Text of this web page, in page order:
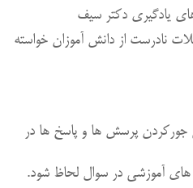
یادگیری دکتر سیف
نادرست از دانش آموزان خواسته
جورکردن پرسش ها و پاسخ ها در